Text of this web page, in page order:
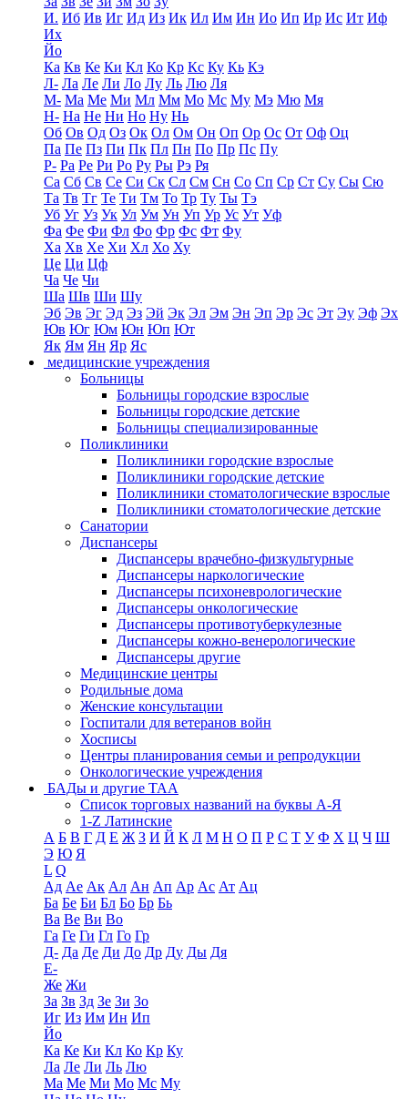
И. Иб Ив Иг Ид Из Ик Ил Им Ин Ио Ип Ир Ис Ит Иф
Их
Йо
Ка Кв Ке Ки Кл Ко Кр Кс Ку Кь Кэ
Л- Ла Ле Ли Ло Лу Ль Лю Ля
М- Ма Ме Ми Мл Мм Мо Мс Му Мэ Мю Мя
Н- На Не Ни Но Ну Нь
Об Ов Од Оз Ок Ол Ом Он Оп Ор Ос От Оф Оц
Па Пе Пз Пи Пк Пл Пн По Пр Пс Пу
Р- Ра Ре Ри Ро Ру Ры Рэ Ря
Са Сб Св Се Си Ск Сл См Сн Со Сп Ср Ст Су Сы Сю
Та Тв Тг Те Ти Тм То Тр Ту Ты Тэ
Уб Уг Уз Ук Ул Ум Ун Уп Ур Ус Ут Уф
Фа Фе Фи Фл Фо Фр Фс Фт Фу
Ха Хв Хе Хи Хл Хо Ху
Це Ци Цф
Ча Че Чи
Ша Шв Ши Шу
Эб Эв Эг Эд Эз Эй Эк Эл Эм Эн Эп Эр Эс Эт Эу Эф Эх
Юв Юг Юм Юн Юп Ют
Як Ям Ян Яр Яс
медицинские учреждения
Больницы
Больницы городские взрослые
Больницы городские детские
Больницы специализированные
Поликлиники
Поликлиники городские взрослые
Поликлиники городские детские
Поликлиники стоматологические взрослые
Поликлиники стоматологические детские
Санатории
Диспансеры
Диспансеры врачебно-физкультурные
Диспансеры наркологические
Диспансеры психоневрологические
Диспансеры онкологические
Диспансеры противотуберкулезные
Диспансеры кожно-венерологические
Диспансеры другие
Медицинские центры
Родильные дома
Женские консультации
Госпитали для ветеранов войн
Хосписы
Центры планирования семьи и репродукции
Онкологические учреждения
БАДы и другие ТАА
Список торговых названий на буквы А-Я
1-Z Латинские
А Б В Г Д Е Ж З И Й К Л М Н О П Р С Т У Ф Х Ц Ч Ш
Э Ю Я
L Q
Ад Ае Ак Ал Ан Ап Ар Ас Ат Ац
Ба Бе Би Бл Бо Бр Бь
Ва Ве Ви Во
Га Ге Ги Гл Го Гр
Д- Да Де Ди До Др Ду Ды Дя
Е-
Же Жи
За Зв Зд Зе Зи Зо
Иг Из Им Ин Ип
Йо
Ка Ке Ки Кл Ко Кр Ку
Ла Ле Ли Ль Лю
Ма Ме Ми Мо Мс Му